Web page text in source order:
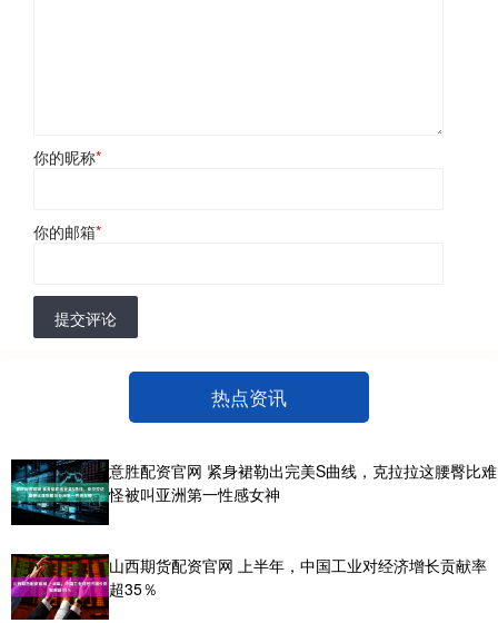
你的昵称*
你的邮箱*
提交评论
热点资讯
意胜配资官网 紧身裙勒出完美S曲线，克拉拉这腰臀比难
怪被叫亚洲第一性感女神
山西期货配资官网 上半年，中国工业对经济增长贡献率
超35％